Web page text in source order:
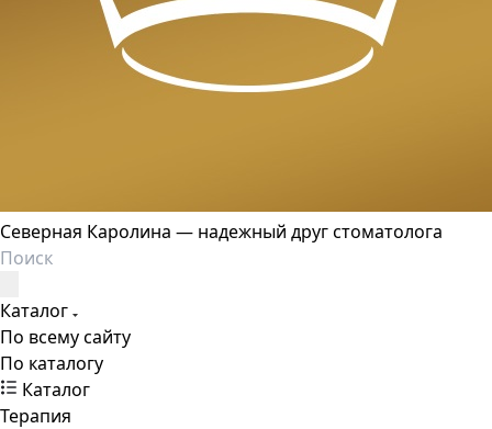
Северная Каролина — надежный друг стоматолога
Каталог
По всему сайту
По каталогу
Каталог
Терапия